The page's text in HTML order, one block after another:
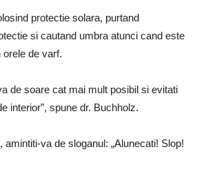
protectie solara, purtand
si cautand umbra atunci cand este
orele de varf.
de soare cat mai mult posibil si evitati
interior”, spune dr. Buchholz.
amintiti-va de sloganul: „Alunecati! Slop!